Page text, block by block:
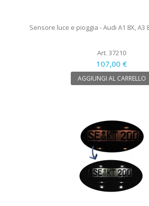
Sensore luce e pioggia - Audi A1 8X, A3
Art. 37210
107,00 €
AGGIUNGI AL CARRELLO